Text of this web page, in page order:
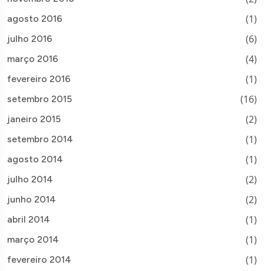
agosto 2016 (1)
julho 2016 (6)
março 2016 (4)
fevereiro 2016 (1)
setembro 2015 (16)
janeiro 2015 (2)
setembro 2014 (1)
agosto 2014 (1)
julho 2014 (2)
junho 2014 (2)
abril 2014 (1)
março 2014 (1)
fevereiro 2014 (1)